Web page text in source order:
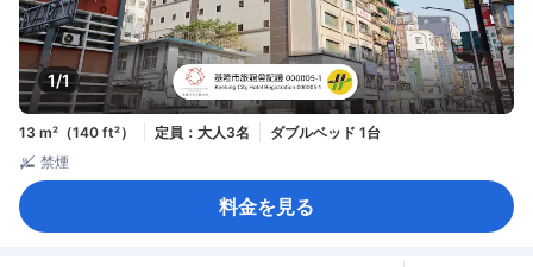
1/1
13 m²（140 ft²） 定員：大人3名
ダブルベッド 1台
禁煙
料金を見る